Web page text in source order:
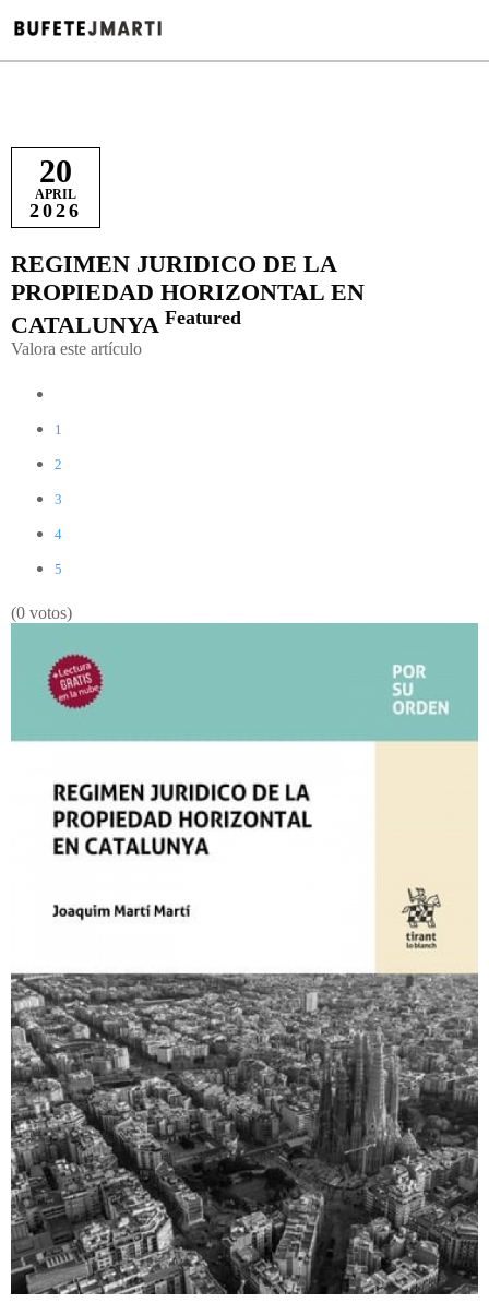
20
APRIL
2026
REGIMEN JURIDICO DE LA
PROPIEDAD HORIZONTAL EN
CATALUNYA Featured
Valora este artículo
1
2
3
4
5
(0 votos)